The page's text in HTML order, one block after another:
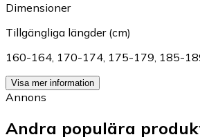
Dimensioner
Tillgängliga längder (cm)
160-164, 170-174, 175-179, 185-
Visa mer information
Annons
Andra populära